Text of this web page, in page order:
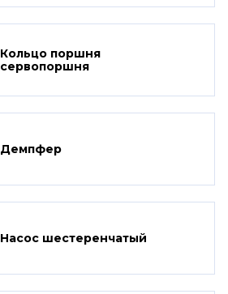
Кольцо поршня
сервопоршня
Демпфер
Насос шестеренчатый